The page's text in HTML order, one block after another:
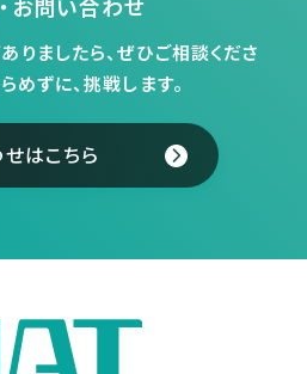
ましたら、ぜひご相談くださ
めずに、挑戦します。
はこちら